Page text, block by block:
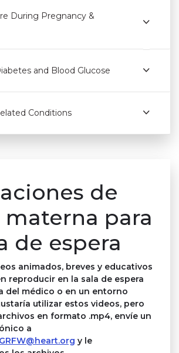
During Pregnancy &
and Blood Glucose
Conditions
de
materna para
de espera
animados, breves y educativos
reproducir en la sala de espera
del médico o en un entorno
utilizar estos videos, pero
en formato .mp4, envíe un
a
y le